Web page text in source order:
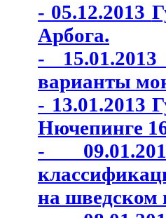
- 05.12.2013
Арбога.
-
варианты
- 13.01.2013
Нючепинге
-
на шведском